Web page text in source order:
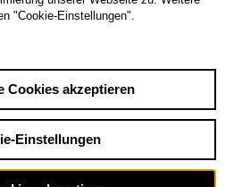
Großes Haus
"Cookie-Einstellungen".
Cookies akzeptieren
Einstellungen